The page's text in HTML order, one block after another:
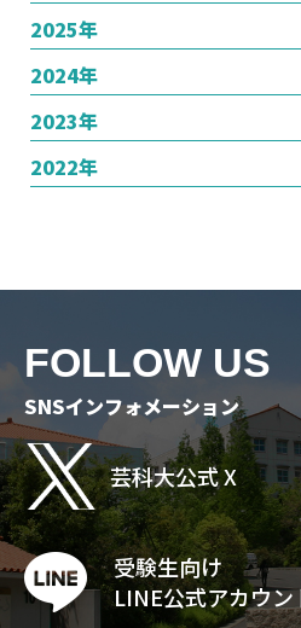
2025年
2024年
2023年
2022年
FOLLOW US
SNSインフォメーション
芸科大公式 X
受験生向け
LINE公式アカウン